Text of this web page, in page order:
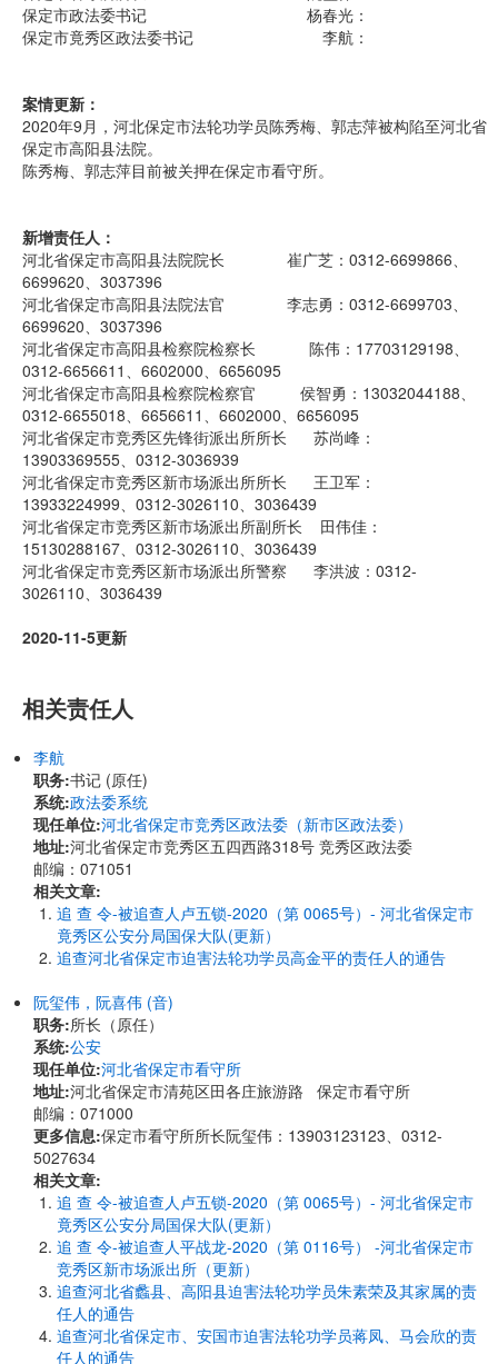
保定市政法委书记 杨春光：
保定市竟秀区政法委书记 李航：
案情更新：
2020年9月，河北保定市法轮功学员陈秀梅、郭志萍被构陷至河北省
保定市高阳县法院。
陈秀梅、郭志萍目前被关押在保定市看守所。
新增责任人：
河北省保定市高阳县法院院长 崔广芝：0312-6699866、
6699620、3037396
河北省保定市高阳县法院法官 李志勇：0312-6699703、
6699620、3037396
河北省保定市高阳县检察院检察长 陈伟：17703129198、
0312-6656611、6602000、6656095
河北省保定市高阳县检察院检察官 侯智勇：13032044188、
0312-6655018、6656611、6602000、6656095
河北省保定市竞秀区先锋街派出所所长 苏尚峰：
13903369555、0312-3036939
河北省保定市竞秀区新市场派出所所长 王卫军：
13933224999、0312-3026110、3036439
河北省保定市竞秀区新市场派出所副所长 田伟佳：
15130288167、0312-3026110、3036439
河北省保定市竞秀区新市场派出所警察 李洪波：0312-
3026110、3036439
2020-11-5更新
相关责任人
李航
职务:书记 (原任)
系统:政法委系统
现任单位:河北省保定市竞秀区政法委（新市区政法委）
地址:河北省保定市竞秀区五四西路318号 竞秀区政法委
邮编：071051
相关文章:
追 查 令-被追查人卢五锁-2020（第 0065号）- 河北省保定市
竟秀区公安分局国保大队(更新）
追查河北省保定市迫害法轮功学员高金平的责任人的通告
阮玺伟，阮喜伟 (音)
职务:所长（原任）
系统:公安
现任单位:河北省保定市看守所
地址:河北省保定市清苑区田各庄旅游路 保定市看守所
邮编：071000
更多信息:保定市看守所所长阮玺伟：13903123123、0312-
5027634
相关文章:
追 查 令-被追查人卢五锁-2020（第 0065号）- 河北省保定市
竟秀区公安分局国保大队(更新）
追 查 令-被追查人平战龙-2020（第 0116号） -河北省保定市
竞秀区新市场派出所（更新）
追查河北省蠡县、高阳县迫害法轮功学员朱素荣及其家属的责
任人的通告
追查河北省保定市、安国市迫害法轮功学员蒋凤、马会欣的责
任人的通告